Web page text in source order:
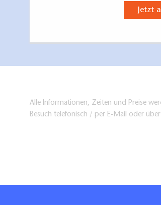
Jetzt
Alle Informationen, Zeiten und Preise
Besuch telefonisch / per E-Mail oder